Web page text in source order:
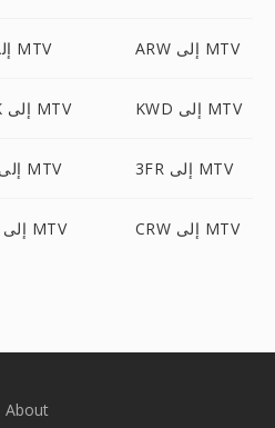
AI إلى MTV ARW إلى MTV
DBK إلى MTV KWD إلى MTV
AW إلى MTV 3FR إلى MTV
CR2 إلى MTV CRW إلى MTV
About